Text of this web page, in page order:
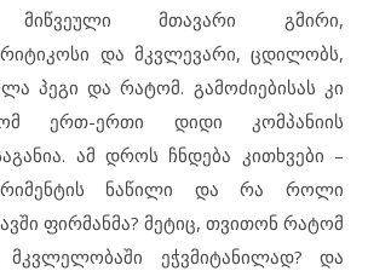
მიწვეული მთავარი გმირი,
და მკვლევარი, ცდილობს,
პეგი და რატომ. გამოძიებისას კი
ერთ-ერთი დიდი კომპანიის
ამ დროს ჩნდება კითხვები –
ნაწილი და რა როლი
ფირმანმა? მეტიც, თვითონ რატომ
მკვლელობაში ეჭვმიტანილად? და